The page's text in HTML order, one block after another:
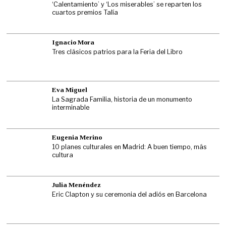
‘Calentamiento’ y ‘Los miserables’ se reparten los
cuartos premios Talía
Ignacio Mora
Tres clásicos patrios para la Feria del Libro
Eva Miguel
La Sagrada Familia, historia de un monumento
interminable
Eugenia Merino
10 planes culturales en Madrid: A buen tiempo, más
cultura
Julia Menéndez
Eric Clapton y su ceremonia del adiós en Barcelona